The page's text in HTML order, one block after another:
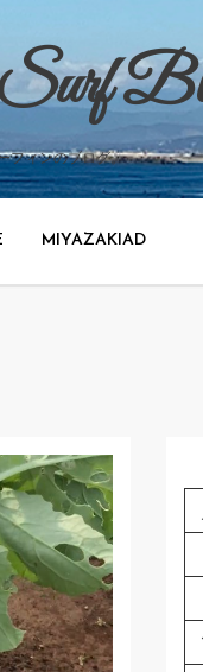
フィンのブログ。
MIYAZAKIAD